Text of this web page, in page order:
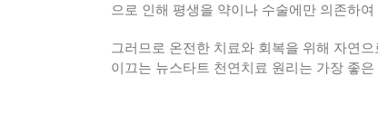
으로 인해 평생을 약이나 수술에만 의존하
그러므로 온전한 치료와 회복을 위해 자연
이끄는 뉴스타트 천연치료 원리는 가장 좋